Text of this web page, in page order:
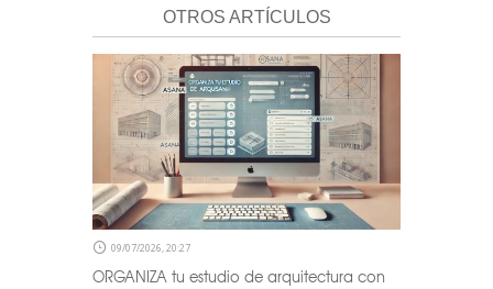
OTROS ARTÍCULOS
09/07/2026, 20:27
ORGANIZA tu estudio de arquitectura con